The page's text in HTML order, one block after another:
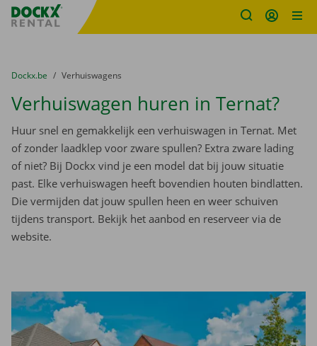
Fratello DEMO
U bevindt zich hier:
van
Dockx.be naar
Verhuiswagens
Verhuiswagen huren in Ternat?
Huur snel en gemakkelijk een verhuiswagen in Ternat. Met
of zonder laadklep voor zware spullen? Extra zware lading
of niet? Bij Dockx vind je een model dat bij jouw situatie
past. Elke verhuiswagen heeft bovendien houten bindlatten.
Die vermijden dat jouw spullen heen en weer schuiven
tijdens transport. Bekijk het aanbod en reserveer via de
website.